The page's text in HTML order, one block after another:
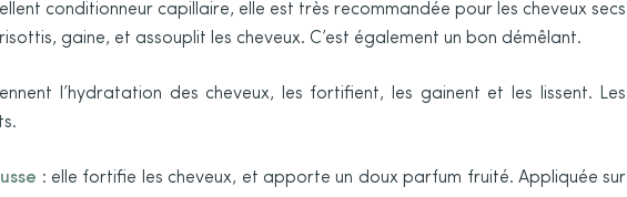
conditionneur capillaire, elle est très recommandée pour les cheveux secs
gaine, et assouplit les cheveux. C’est également un bon démêlant.
l’hydratation des cheveux, les fortifient, les gainent et les lissent. Les
: elle fortifie les cheveux, et apporte un doux parfum fruité. Appliquée sur